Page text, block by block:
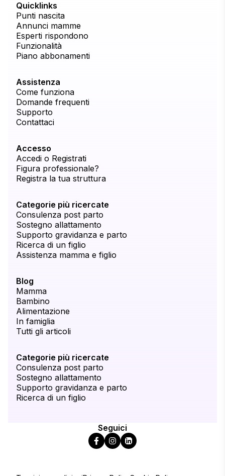
Quicklinks
Punti nascita
Annunci mamme
Esperti rispondono
Funzionalità
Piano abbonamenti
Assistenza
Come funziona
Domande frequenti
Supporto
Contattaci
Accesso
Accedi o Registrati
Figura professionale?
Registra la tua struttura
Categorie più ricercate
Consulenza post parto
Sostegno allattamento
Supporto gravidanza e parto
Ricerca di un figlio
Assistenza mamma e figlio
Blog
Mamma
Bambino
Alimentazione
In famiglia
Tutti gli articoli
Categorie più ricercate
Consulenza post parto
Sostegno allattamento
Supporto gravidanza e parto
Ricerca di un figlio
Seguici